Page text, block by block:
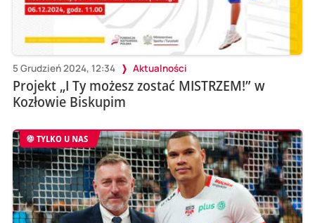
5 Grudzień 2024, 12:34 Aktualności
Projekt „I Ty możesz zostać MISTRZEM!” w
Kozłowie Biskupim
TYLKO U NAS